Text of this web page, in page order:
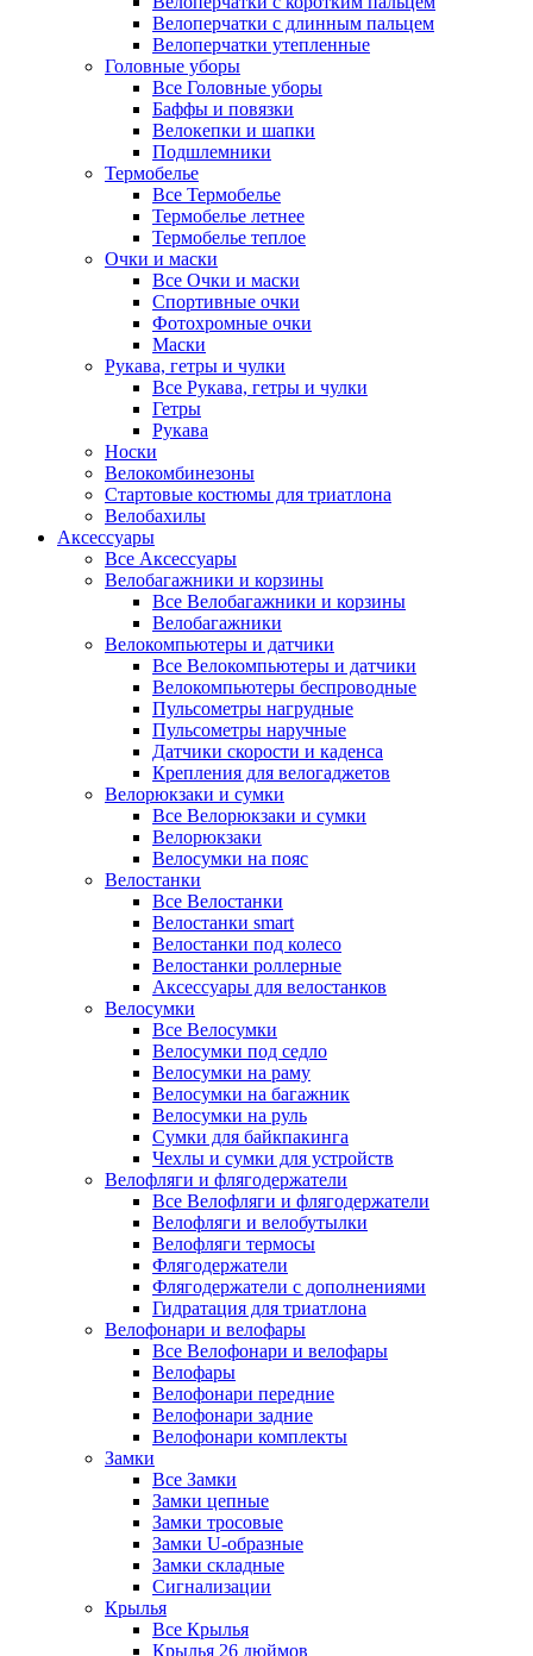
Велоперчатки с длинным пальцем
Велоперчатки утепленные
Головные уборы
Все Головные уборы
Баффы и повязки
Велокепки и шапки
Подшлемники
Термобелье
Все Термобелье
Термобелье летнее
Термобелье теплое
Очки и маски
Все Очки и маски
Спортивные очки
Фотохромные очки
Маски
Рукава, гетры и чулки
Все Рукава, гетры и чулки
Гетры
Рукава
Носки
Велокомбинезоны
Стартовые костюмы для триатлона
Велобахилы
Аксессуары
Все Аксессуары
Велобагажники и корзины
Все Велобагажники и корзины
Велобагажники
Велокомпьютеры и датчики
Все Велокомпьютеры и датчики
Велокомпьютеры беспроводные
Пульсометры нагрудные
Пульсометры наручные
Датчики скорости и каденса
Крепления для велогаджетов
Велорюкзаки и сумки
Все Велорюкзаки и сумки
Велорюкзаки
Велосумки на пояс
Велостанки
Все Велостанки
Велостанки smart
Велостанки под колесо
Велостанки роллерные
Аксессуары для велостанков
Велосумки
Все Велосумки
Велосумки под седло
Велосумки на раму
Велосумки на багажник
Велосумки на руль
Сумки для байкпакинга
Чехлы и сумки для устройств
Велофляги и флягодержатели
Все Велофляги и флягодержатели
Велофляги и велобутылки
Велофляги термосы
Флягодержатели
Флягодержатели с дополнениями
Гидратация для триатлона
Велофонари и велофары
Все Велофонари и велофары
Велофары
Велофонари передние
Велофонари задние
Велофонари комплекты
Замки
Все Замки
Замки цепные
Замки тросовые
Замки U-образные
Замки складные
Сигнализации
Крылья
Все Крылья
Крылья 26 дюймов